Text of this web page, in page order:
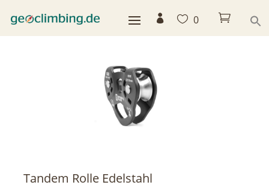
  0 
< zurück
Tandem Rolle Edelstahl